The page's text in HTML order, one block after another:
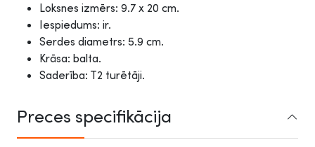
Loksnes izmērs: 9.7 x 20 cm.
Iespiedums: ir.
Serdes diametrs: 5.9 cm.
Krāsa: balta.
Saderība: T2 turētāji.
Preces specifikācija